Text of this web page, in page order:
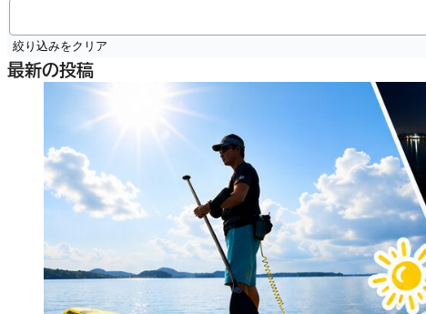
絞り込みをクリア
最新の投稿